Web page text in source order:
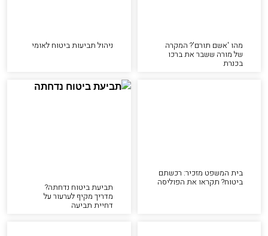
מהו 'אשם תורם'? המקרה
של מורה ששבר את ברכו
בכנרת
ניהול תביעות ביטוח לאומי
בית המשפט מזכיר: רכשתם
ביטוח? תקראו את הפוליסה תביעת ביטוח נדחתה?
מדריך מקיף לערעור על
דחיית תביעה